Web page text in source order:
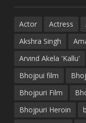
Actor Actress
Akshra Singh
Arvind Akela 'Kallu'
Bhojpui film
Bhojpuri Film
Bhojpuri Heroin